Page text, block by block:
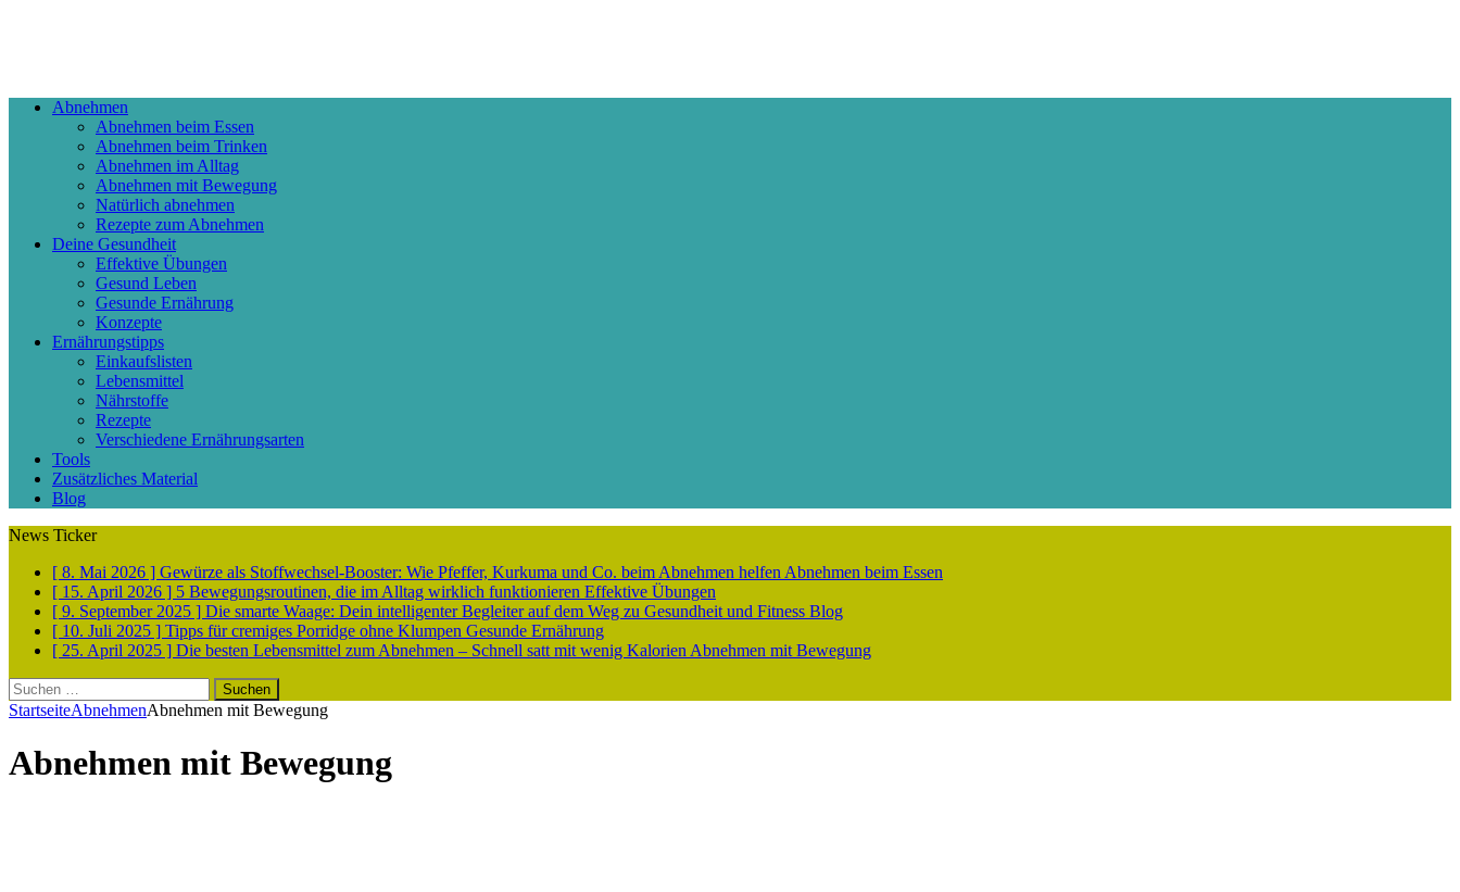
Abnehmen
Abnehmen beim Essen
Abnehmen beim Trinken
Abnehmen im Alltag
Abnehmen mit Bewegung
Natürlich abnehmen
Rezepte zum Abnehmen
Deine Gesundheit
Effektive Übungen
Gesund Leben
Gesunde Ernährung
Konzepte
Ernährungstipps
Einkaufslisten
Lebensmittel
Nährstoffe
Rezepte
Verschiedene Ernährungsarten
Tools
Zusätzliches Material
Blog
News Ticker
[ 8. Mai 2026 ] Gewürze als Stoffwechsel-Booster: Wie Pfeffer, Kurkuma und Co. beim Abnehmen helfen Abnehmen beim Essen
[ 15. April 2026 ] 5 Bewegungsroutinen, die im Alltag wirklich funktionieren Effektive Übungen
[ 9. September 2025 ] Die smarte Waage: Dein intelligenter Begleiter auf dem Weg zu Gesundheit und Fitness Blog
[ 10. Juli 2025 ] Tipps für cremiges Porridge ohne Klumpen Gesunde Ernährung
[ 25. April 2025 ] Die besten Lebensmittel zum Abnehmen – Schnell satt mit wenig Kalorien Abnehmen mit Bewegung
Suchen
nach:
StartseiteAbnehmenAbnehmen mit Bewegung
Abnehmen mit Bewegung